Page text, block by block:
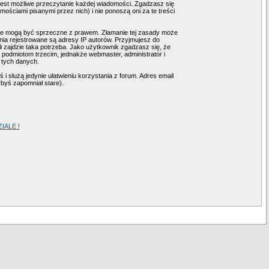
możliwe przeczytanie każdej wiadomości. Zgadzasz się
pisanymi przez nich) i nie ponoszą oni za te treści
być sprzeczne z prawem. Złamanie tej zasady może
rejestrowane są adresy IP autorów. Przyjmujesz do
zajdzie taka potrzeba. Jako użytkownik zgadzasz się, że
trzecim, jednakże webmaster, administrator i
danych.
jedynie ułatwieniu korzystania z forum. Adres email
zapomniał stare).
!